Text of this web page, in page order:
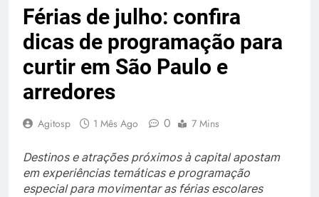
Férias de julho: confira
dicas de programação para
curtir em São Paulo e
arredores
Agitosp 1 Mês Ago 0 7 Mins
Destinos e atrações próximos à capital apostam
em experiências temáticas e programação
especial para movimentar as férias escolares